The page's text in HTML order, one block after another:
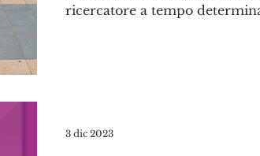
ricercatore a tempo
3 dic 2023